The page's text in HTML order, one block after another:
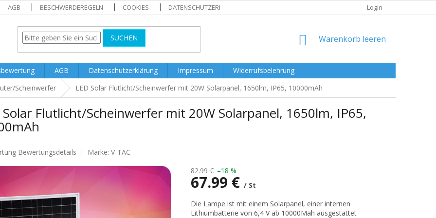
AGB BESCHWERDEREGELN COOKIES DATENSCHUTZERKLÄRUNG Login
SUCHEN WARENKORB
Warenkorb leeren
AGB Datenschutzerklärung Impressum
Widerrufsbelehrung
Scheinwerfer LED Solar Flutlicht/Scheinwerfer mit 20W Solarpanel, 1650lm, IP65, 10000mAh
Solar Flutlicht/Scheinwerfer mit 20W Solarpanel, 1650lm, IP65,
Bewertungsdetails Marke: V-TAC
82.99 € –18 %
67.99 € / St
Die Lampe ist mit einem Solarpanel, einer internen
Lithiumbatterie von 6,4 V ab 10000Mah ausgestattet